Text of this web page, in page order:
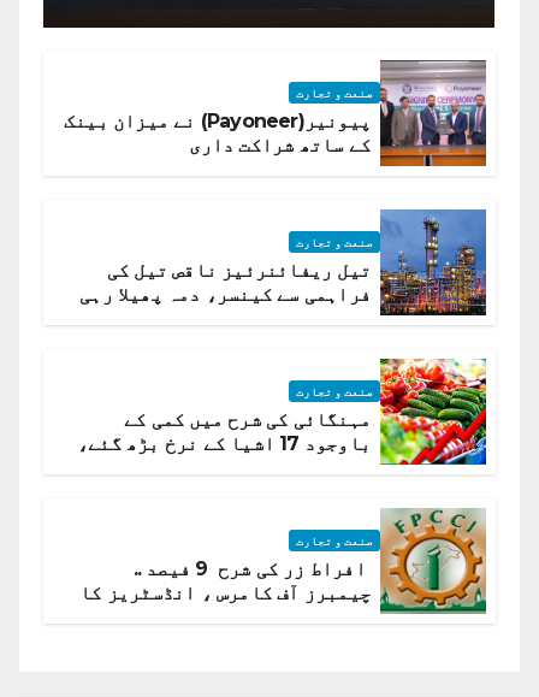
صنعت و تجارت
پیونیر(Payoneer) نے میزان بینک
کے ساتھ شراکت داری
صنعت و تجارت
تیل ریفائنرئیز ناقص تیل کی
فراہمی سے کینسر، دمہ پھیلا رہی
صنعت و تجارت
مہنگائی کی شرح میں کمی کے
باوجود 17 اشیا کے نرخ بڑھ گئے،
صنعت و تجارت
افراط زر کی شرح 9 فیصد ..
چیمبرز آف کامرس ، انڈسٹریز کا